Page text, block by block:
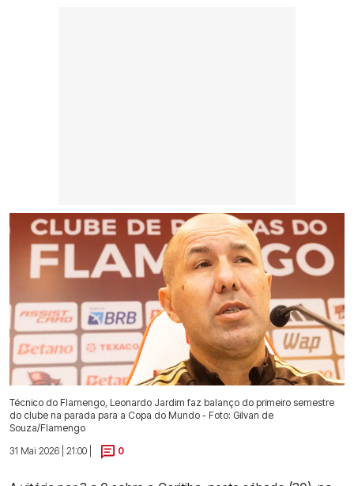
Técnico do Flamengo, Leonardo Jardim faz balanço do primeiro semestre
do clube na parada para a Copa do Mundo - Foto: Gilvan de
Souza/Flamengo
31 Mai 2026 | 21:00 |
0